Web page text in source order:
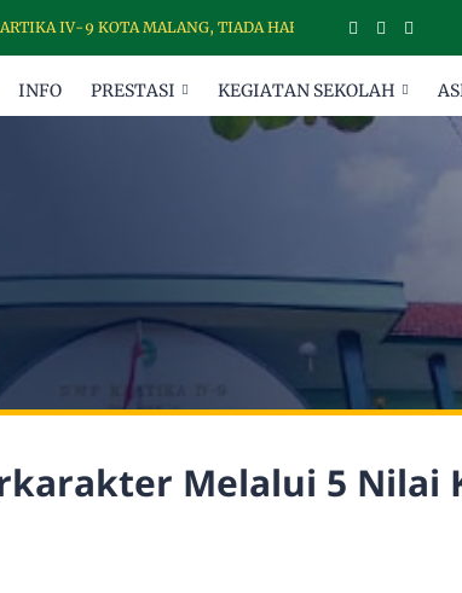
IV-9 KOTA MALANG, TIADA HARI TANPA DISIPLIN
INFO PRESTASI KEGIATAN SEKOLAH
Melalui 5 Nilai